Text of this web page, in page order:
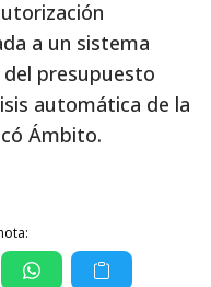
a un sistema
presupuesto
automática de la
Ámbito.